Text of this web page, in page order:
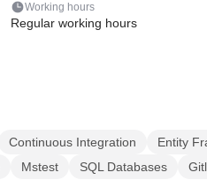
Working hours
Regular working hours
Continuous Integration
Entity
Mstest SQL Databases